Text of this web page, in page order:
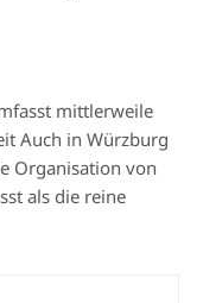
mittlerweile
Auch in Würzburg
Organisation von
als die reine